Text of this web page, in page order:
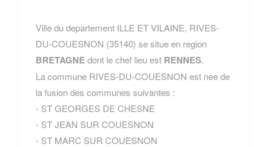
Ville du departement ILLE ET VILAINE, RIVES-
DU-COUESNON (35140) se situe en region
BRETAGNEdont le chef lieu est RENNES.
La commune RIVES-DU-COUESNON est nee de
la fusion des communes suivantes :
- ST GEORGES DE CHESNE
- ST JEAN SUR COUESNON
- ST MARC SUR COUESNON